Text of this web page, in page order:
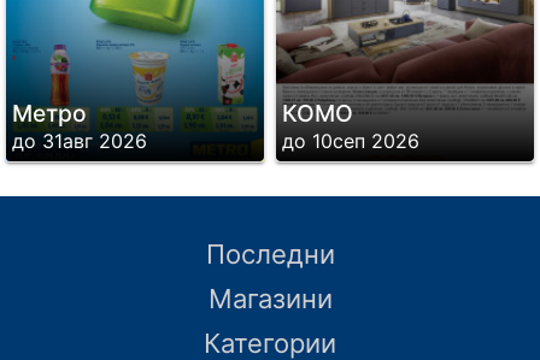
Метро
до 31авг 2026
КОМО
до 10сеп 2026
Последни
Магазини
Категории